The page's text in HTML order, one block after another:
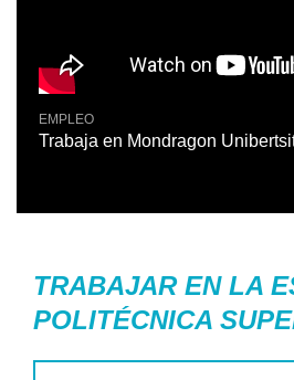
EMPLEO
Trabaja en Mondragon
TRABAJAR EN LA
POLITÉCNICA